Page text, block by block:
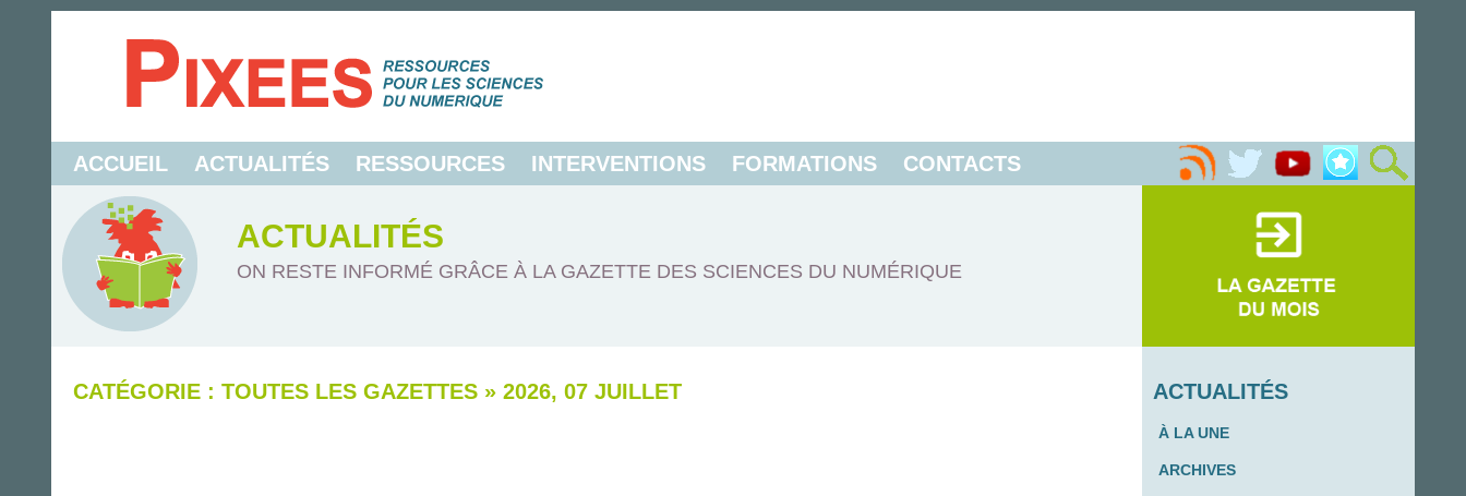
ACCUEIL ACTUALITÉS RESSOURCES INTERVENTIONS FORMATIONS CONTACTS
ACTUALITÉS
ON RESTE INFORMÉ GRÂCE À LA GAZETTE DES SCIENCES DU NUMÉRIQUE
CATÉGORIE : TOUTES LES GAZETTES » 2026, 07 JUILLET ACTUALITÉS
À LA UNE
ARCHIVES